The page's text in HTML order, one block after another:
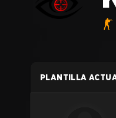
PLANTILLA